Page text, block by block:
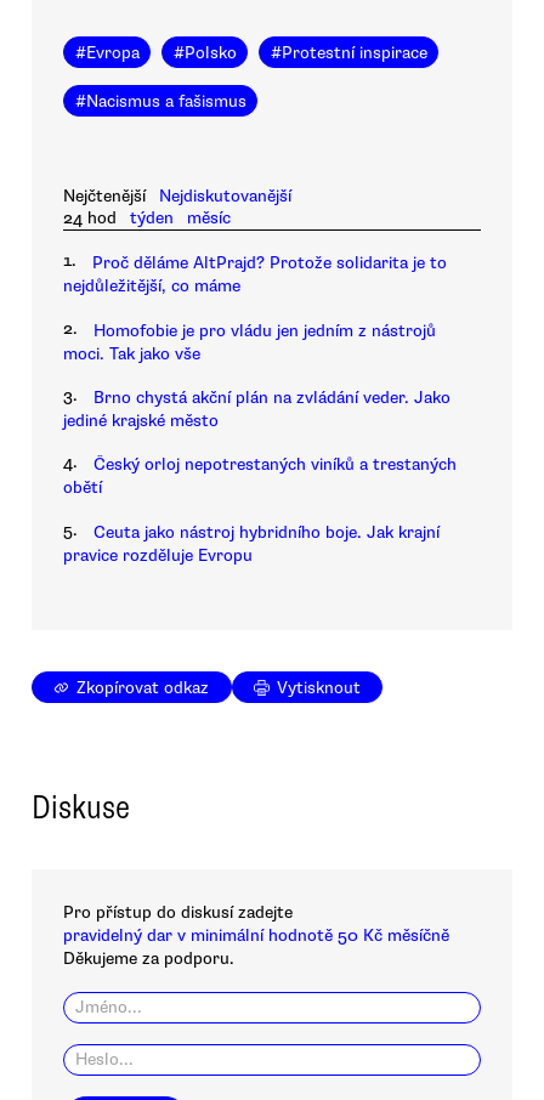
#Evropa #Polsko #Protestní inspirace
#Nacismus a fašismus
Nejčtenější
Nejdiskutovanější
24 hod
týden měsíc
1.
Proč děláme AltPrajd? Protože solidarita je to
nejdůležitější, co máme
2.
Homofobie je pro vládu jen jedním z nástrojů
moci. Tak jako vše
3.
Brno chystá akční plán na zvládání veder. Jako
jediné krajské město
4.
Český orloj nepotrestaných viníků a trestaných
obětí
5.
Ceuta jako nástroj hybridního boje. Jak krajní
pravice rozděluje Evropu
Zkopírovat odkaz Vytisknout
Diskuse
Pro přístup do diskusí zadejte
pravidelný dar v minimální hodnotě 50 Kč měsíčně
Děkujeme za podporu.